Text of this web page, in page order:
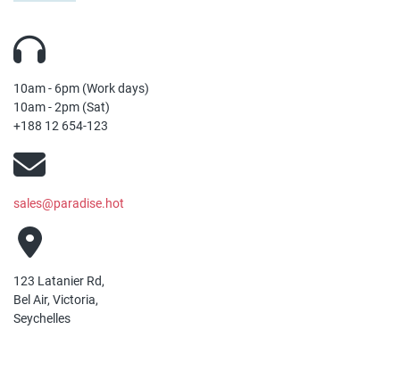
10am - 6pm (Work days)
10am - 2pm (Sat)
+188 12 654-123
sales@paradise.hot
123 Latanier Rd,
Bel Air, Victoria,
Seychelles